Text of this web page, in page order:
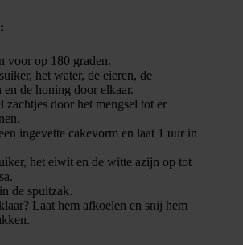
voor op 180 graden.
het water, de eieren, de
en de honing door elkaar.
zachtjes door het mengsel tot er
ingevette cakevorm en laat 1 uur in
het eiwit en de witte azijn op tot
de spuitzak.
Laat hem afkoelen en snij hem